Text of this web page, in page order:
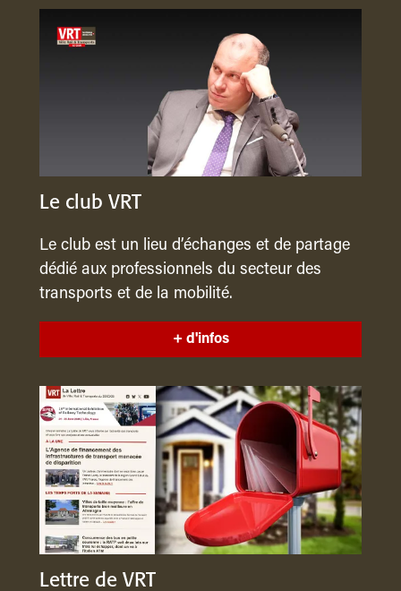
Le club VRT
Le club est un lieu d’échanges et de partage
dédié aux professionnels du secteur des
transports et de la mobilité.
+ d'infos
Lettre de VRT